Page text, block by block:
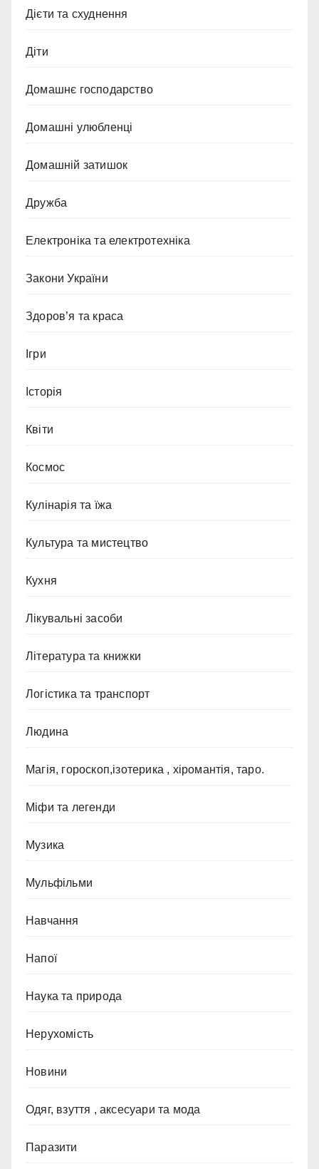
Дієти та схуднення
Діти
Домашнє господарство
Домашні улюбленці
Домашній затишок
Дружба
Електроніка та електротехніка
Закони України
Здоров’я та краса
Ігри
Історія
Квіти
Космос
Кулінарія та їжа
Культура та мистецтво
Кухня
Лікувальні засоби
Література та книжки
Логістика та транспорт
Людина
Магія, гороскоп,ізотерика , хіромантія, таро.
Міфи та легенди
Музика
Мульфільми
Навчання
Напої
Наука та природа
Нерухомість
Новини
Одяг, взуття , аксесуари та мода
Паразити